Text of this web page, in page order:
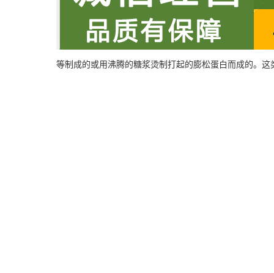
等制成的或用沸腾的糖浆烫制打起的膨松蛋白而成的。